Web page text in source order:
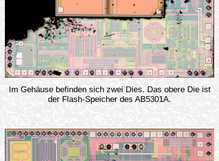
Im Gehäuse befinden sich zwei Dies. Das obere Die ist
der Flash-Speicher des AB5301A.